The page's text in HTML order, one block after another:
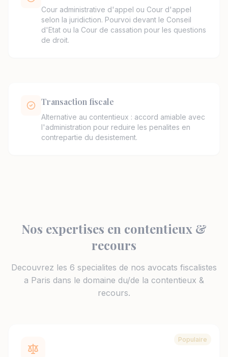
Cour administrative d'appel ou Cour d'appel
selon la juridiction. Pourvoi devant le Conseil
d'Etat ou la Cour de cassation pour les questions
de droit.
Transaction fiscale
Alternative au contentieux : accord amiable avec
l'administration pour reduire les penalites en
contrepartie du desistement.
Nos expertises en contentieux &
recours
Decouvrez les 6 specialites de nos avocats fiscalistes
a Paris dans le domaine du/de la contentieux &
recours.
Populaire